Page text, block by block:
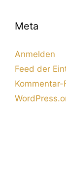
Meta
Anmelden
Feed der
Kommentar-